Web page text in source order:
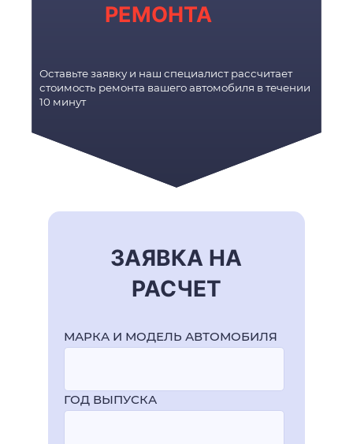
РЕМОНТА
Оставьте заявку и наш специалист рассчитает
стоимость ремонта вашего автомобиля в течении
10 минут
ЗАЯВКА НА
РАСЧЕТ
МАРКА И МОДЕЛЬ АВТОМОБИЛЯ
ГОД ВЫПУСКА